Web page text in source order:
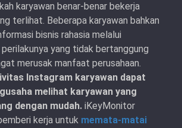
karyawan benar-benar bekerja
terlihat. Beberapa karyawan bahkan
bisnis rahasia melalui
perilakunya yang tidak bertanggung
merusak manfaat perusahaan.
Instagram karyawan dapat
melihat karyawan yang
dengan mudah. iKeyMonitor
kerja untuk memata-matai